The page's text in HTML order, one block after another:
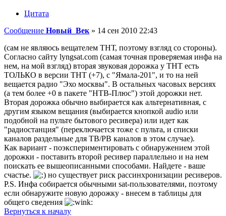
Цитата
Сообщение Новый_Век » 14 сен 2010 22:43
(сам не являюсь вещателем ТНТ, поэтому взгляд со стороны).
Согласно сайту lyngsat.com (самая точная проверяемая инфа на
нем, на мой взгляд) вторая звуковая дорожка у ТНТ есть
ТОЛЬКО в версии ТНТ (+7), с "Ямала-201", и то на ней
вещается радио "Эхо москвы". В остальных часовых версиях
(а тем более +0 в пакете "НТВ-Плюс") этой дорожки нет.
Вторая дорожка обычно выбирается как альтернативная, с
другим языком вещания (выбирается кнопкой audio или
подобной на пульте бытового ресивера) или идет как
"радиостанция" (переключается тоже с пульта, и списки
каналов раздельные для ТВ/РВ каналов в этом случае).
Как вариант - поэкспериментировать с обнаружением этой
дорожки - поставить второй ресивер параллельно и на нем
поискать ее вышеописанными способами. Найдете - ваше
счастье.
но существует риск рассинхронизации ресиверов.
P.S. Инфа собирается обычными sat-пользователями, поэтому
если обнаружите новую дорожку - внесем в таблицы для
общего сведения
Вернуться к началу